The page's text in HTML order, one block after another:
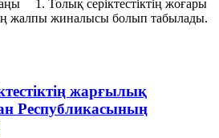
Заңы 1. Толық серiктестiктiң жоғары
жалпы жиналысы болып табылады.
жарғылық
Республикасының